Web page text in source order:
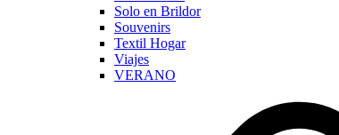
Solo en Brildor
Souvenirs
Textil Hogar
Viajes
VERANO